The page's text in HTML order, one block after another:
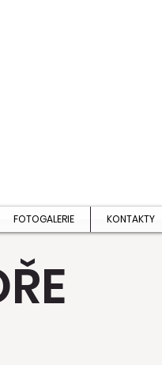
FOTOGALERIE KONTAKTY